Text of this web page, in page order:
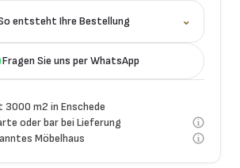
entsteht Ihre Bestellung ⌄
Fragen Sie uns per WhatsApp
m2 in Enschede
oder bar bei Lieferung
Möbelhaus